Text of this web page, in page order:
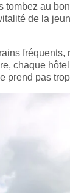
au
de la
chaque
prend pas